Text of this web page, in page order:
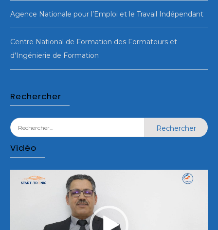
Agence Nationale pour l’Emploi et le Travail Indépendant
Centre National de Formation des Formateurs et
d'Ingénierie de Formation
Rechercher
Rechercher :
Vidéo
Lecteur